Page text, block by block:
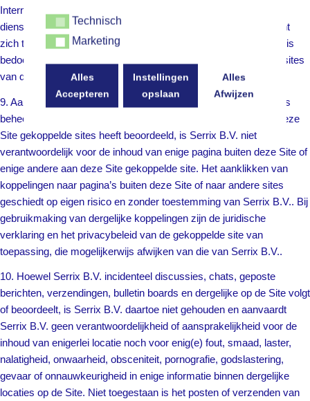
TechnischTechnisch
MarketingMarketing
Alles
Accepteren
Instellingen
opslaan
Alles
Afwijzen
Internetsite van Serrix B.V. impliceert niet dat dat product of die
dienst thans of in de toekomst in uw regio verkrijgbaar is. U dient
zich te baseren op productinformatie die speciaal voor uw regio is
bedoeld. Dergelijke informatie wordt aangeboden op de Internetsites
van de gelieerde ondernemingen van Serrix B.V. in uw regio.
9. Aangezien Serrix B.V. generlei aan deze Site gekoppelde sites
beheert of onderschrijft en aangezien Serrix B.V. generlei aan deze
Site gekoppelde sites heeft beoordeeld, is Serrix B.V. niet
verantwoordelijk voor de inhoud van enige pagina buiten deze Site of
enige andere aan deze Site gekoppelde site. Het aanklikken van
koppelingen naar pagina’s buiten deze Site of naar andere sites
geschiedt op eigen risico en zonder toestemming van Serrix B.V.. Bij
gebruikmaking van dergelijke koppelingen zijn de juridische
verklaring en het privacybeleid van de gekoppelde site van
toepassing, die mogelijkerwijs afwijken van die van Serrix B.V..
10. Hoewel Serrix B.V. incidenteel discussies, chats, geposte
berichten, verzendingen, bulletin boards en dergelijke op de Site volgt
of beoordeelt, is Serrix B.V. daartoe niet gehouden en aanvaardt
Serrix B.V. geen verantwoordelijkheid of aansprakelijkheid voor de
inhoud van enigerlei locatie noch voor enig(e) fout, smaad, laster,
nalatigheid, onwaarheid, obsceniteit, pornografie, godslastering,
gevaar of onnauwkeurigheid in enige informatie binnen dergelijke
locaties op de Site. Niet toegestaan is het posten of verzenden van